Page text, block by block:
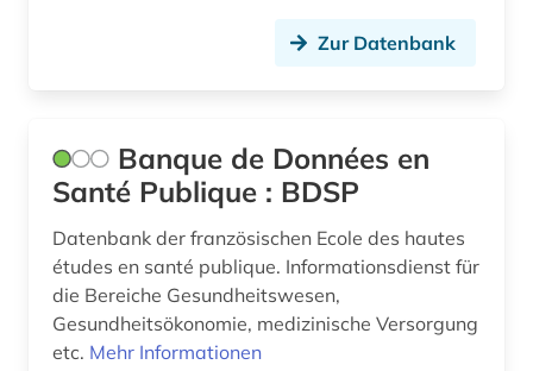
medizinische hochschule hannover (1)
medizinische versorgung (1)
medizintechnik (1)
membranproteine (1)
membrantransport (1)
Zur Datenbank
Banque de Données en
Santé Publique : BDSP
Datenbank der französischen Ecole des hautes
études en santé publique. Informationsdienst für
die Bereiche Gesundheitswesen,
Gesundheitsökonomie, medizinische Versorgung
etc. Mehr Informationen